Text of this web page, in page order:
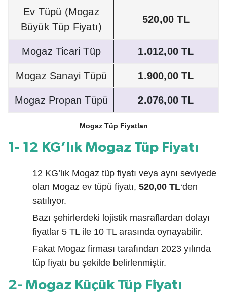
Ev Tüpü (Mogaz
Büyük Tüp Fiyatı)
520,00 TL
Mogaz Ticari Tüp 1.012,00 TL
Mogaz Sanayi Tüpü 1.900,00 TL
Mogaz Propan Tüpü 2.076,00 TL
Mogaz Tüp Fiyatları
1- 12 KG’lık Mogaz Tüp Fiyatı
12 KG’lık Mogaz tüp fiyatı veya aynı seviyede
olan Mogaz ev tüpü fiyatı, 520,00 TL‘den
satılıyor.
Bazı şehirlerdeki lojistik masraflardan dolayı
fiyatlar 5 TL ile 10 TL arasında oynayabilir.
Fakat Mogaz firması tarafından 2023 yılında
tüp fiyatı bu şekilde belirlenmiştir.
2- Mogaz Küçük Tüp Fiyatı